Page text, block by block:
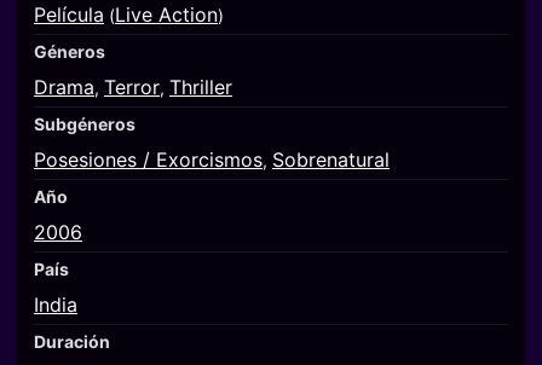
Película (Live Action)
Géneros
Drama, Terror, Thriller
Subgéneros
Posesiones / Exorcismos, Sobrenatural
Año
2006
País
India
Duración